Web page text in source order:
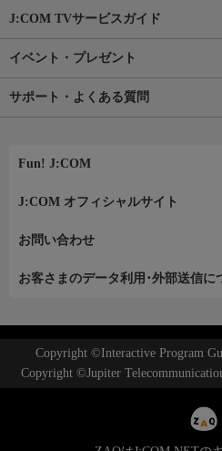
J:COM TVサービスガイド
イベント・プレゼント
サポート・よくある質問
Fun! J:COM
J:COM オフィシャルサイト
お問い合わせ
お客さまのデータ利用･外部送信に
Copyright ©Interactive Program
Copyright ©Jupiter